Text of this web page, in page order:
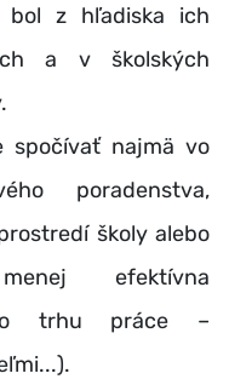
bol z hľadiska ich
a v školských
najmä vo
poradenstva,
školy alebo
efektívna
o trhu práce –